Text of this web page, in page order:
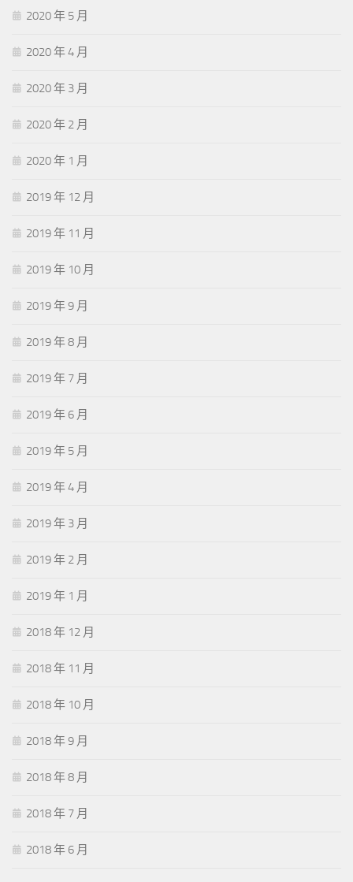
2020 年 5 月
2020 年 4 月
2020 年 3 月
2020 年 2 月
2020 年 1 月
2019 年 12 月
2019 年 11 月
2019 年 10 月
2019 年 9 月
2019 年 8 月
2019 年 7 月
2019 年 6 月
2019 年 5 月
2019 年 4 月
2019 年 3 月
2019 年 2 月
2019 年 1 月
2018 年 12 月
2018 年 11 月
2018 年 10 月
2018 年 9 月
2018 年 8 月
2018 年 7 月
2018 年 6 月